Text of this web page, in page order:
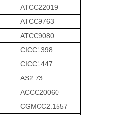
ATCC22019
ATCC9763
ATCC9080
CICC1398
CICC1447
AS2.73
ACCC20060
CGMCC2.1557